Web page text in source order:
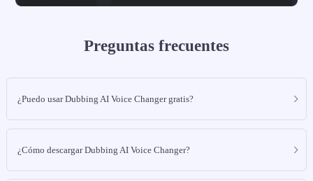
Preguntas frecuentes
¿Puedo usar Dubbing AI Voice Changer gratis?
¿Cómo descargar Dubbing AI Voice Changer?